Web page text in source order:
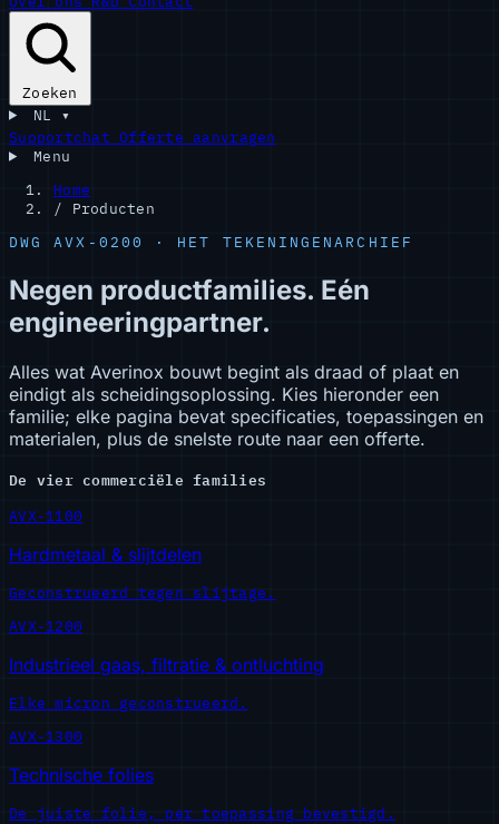
Zoeken
NL ▾
SupportchatOfferte aanvragen
Menu
Home
/
Producten
DWG AVX-0200 · HET TEKENINGENARCHIEF
Negen productfamilies. Eén
engineeringpartner.
Alles wat Averinox bouwt begint als draad of plaat en
eindigt als scheidingsoplossing. Kies hieronder een
familie; elke pagina bevat specificaties, toepassingen en
materialen, plus de snelste route naar een offerte.
De vier commerciële families
AVX-1100
Hardmetaal & slijtdelen
Geconstrueerd tegen slijtage.
AVX-1200
Industrieel gaas, filtratie & ontluchting
Elke micron geconstrueerd.
AVX-1300
Technische folies
De juiste folie, per toepassing bevestigd.